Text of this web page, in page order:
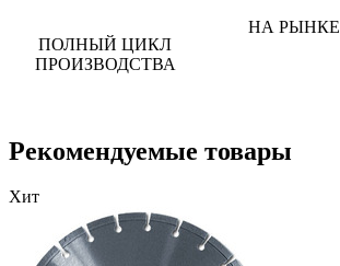
ПОЛНЫЙ ЦИКЛ
ПРОИЗВОДСТВА
НА РЫНКЕ
Рекомендуемые товары
Хит